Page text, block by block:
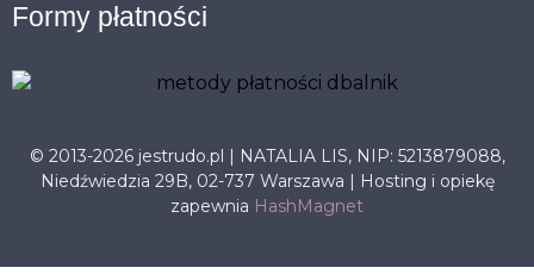
Formy płatności
© 2013-2026 jestrudo.pl | NATALIA LIS, NIP: 5213879088,
Niedźwiedzia 29B, 02-737 Warszawa | Hosting i opiekę
zapewnia HashMagnet